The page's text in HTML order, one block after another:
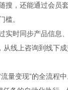
搜，还能通过会员
槛。
时同步产品信息
从线上咨询到线下
变现”的全流程